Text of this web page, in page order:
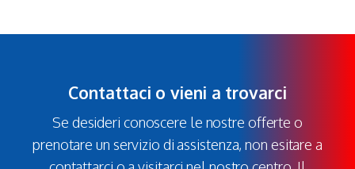
Contattaci o vieni a trovarci
Se desideri conoscere le nostre offerte o
prenotare un servizio di assistenza, non esitare a